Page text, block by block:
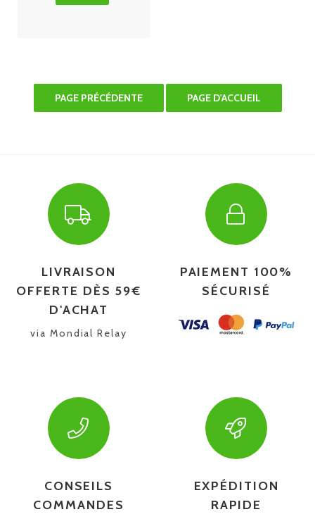
LIVRAISON
OFFERTE DÈS 59€
D'ACHAT
via Mondial Relay
PAIEMENT 100%
SÉCURISÉ
CONSEILS
COMMANDES
EXPÉDITION
RAPIDE